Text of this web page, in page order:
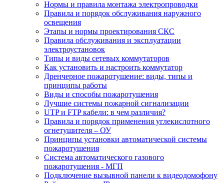
Нормы и правила монтажа электропроводки
Правила и порядок обслуживания наружного
освещения
Этапы и нормы проектирования СКС
Правила обслуживания и эксплуатации
электроустановок
Типы и виды сетевых коммутаторов
Как установить и настроить коммутатор
Дренчерное пожаротушение: виды, типы и
принципы работы
Виды и способы пожаротушения
Лучшие системы пожарной сигнализации
UTP и FTP кабели: в чем различия?
Правила и порядок применения углекислотного
огнетушителя – ОУ
Принципы установки автоматической системы
пожаротушения
Система автоматического газового
пожаротушения - МГП
Подключение вызывной панели к видеодомофону